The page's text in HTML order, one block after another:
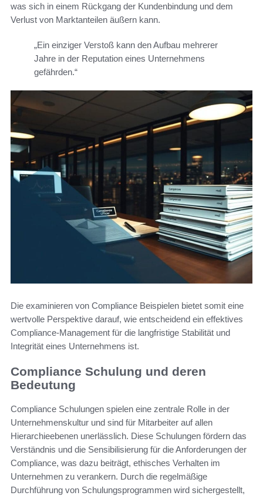
was sich in einem Rückgang der Kundenbindung und dem
Verlust von Marktanteilen äußern kann.
„Ein einziger Verstoß kann den Aufbau mehrerer
Jahre in der Reputation eines Unternehmens
gefährden.“
Die examinieren von Compliance Beispielen bietet somit eine
wertvolle Perspektive darauf, wie entscheidend ein effektives
Compliance-Management für die langfristige Stabilität und
Integrität eines Unternehmens ist.
Compliance Schulung und deren
Bedeutung
Compliance Schulungen spielen eine zentrale Rolle in der
Unternehmenskultur und sind für Mitarbeiter auf allen
Hierarchieebenen unerlässlich. Diese Schulungen fördern das
Verständnis und die Sensibilisierung für die Anforderungen der
Compliance, was dazu beiträgt, ethisches Verhalten im
Unternehmen zu verankern. Durch die regelmäßige
Durchführung von Schulungsprogrammen wird sichergestellt,